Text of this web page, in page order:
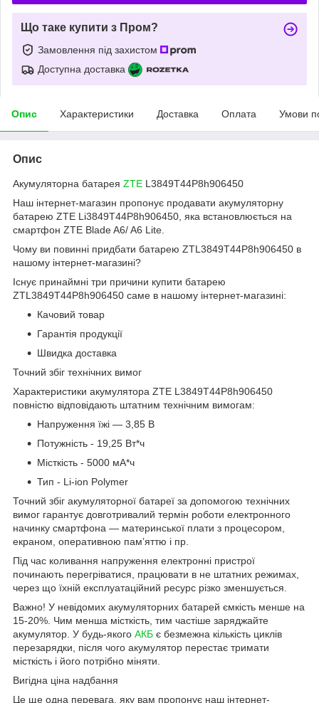
Що таке купити з Пром?
Замовлення під захистом
Доступна доставка
Опис Характеристики Доставка Оплата Умови
Опис
Акумуляторна батарея ZTE L3849T44P8h906450
Наш інтернет-магазин пропонує продавати акумуляторну
батарею ZTE Li3849T44P8h906450, яка встановлюється на
смартфон ZTE Blade A6/ A6 Lite.
Чому ви повинні придбати батарею ZTL3849T44P8h906450 в
нашому інтернет-магазині?
Існує принаймні три причини купити батарею
ZTL3849T44P8h906450 саме в нашому інтернет-магазині:
Качовий товар
Гарантія продукції
Швидка доставка
Точний збіг технічних вимог
Характеристики акумулятора ZTE L3849T44P8h906450
повністю відповідають штатним технічним вимогам:
Напруження їжі — 3,85 В
Потужність - 19,25 Вт*ч
Місткість - 5000 мА*ч
Тип - Li-ion Polymer
Точний збіг акумуляторної батареї за допомогою технічних
вимог гарантує довготривалий термін роботи електронного
начинку смартфона — материнської плати з процесором,
екраном, оперативною пам’яттю і пр.
Під час коливання напруження електронні пристрої
починають перегріватися, працювати в не штатних режимах,
через що їхній експлуатаційний ресурс різко зменшується.
Важно! У невідомих акумуляторних батарей ємкість менше на
15-20%. Чим менша місткість, тим частіше заряджайте
акумулятор. У будь-якого АКБ є безмежна кількість циклів
перезарядки, після чого акумулятор перестає тримати
місткість і його потрібно міняти.
Вигідна ціна надбання
Це ще одна перевага, яку вам пропонує наш інтернет-